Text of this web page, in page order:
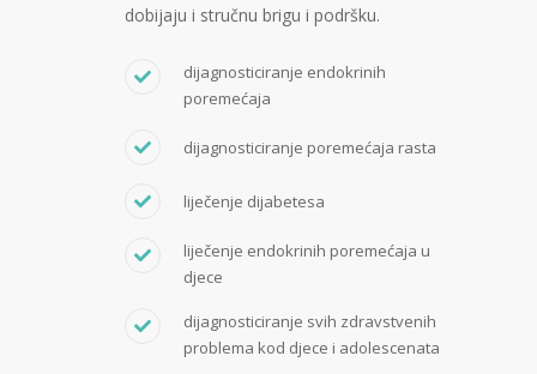
dobijaju i stručnu brigu i podršku.
dijagnosticiranje endokrinih
poremećaja
dijagnosticiranje poremećaja rasta
liječenje dijabetesa
liječenje endokrinih poremećaja u
djece
dijagnosticiranje svih zdravstvenih
problema kod djece i adolescenata